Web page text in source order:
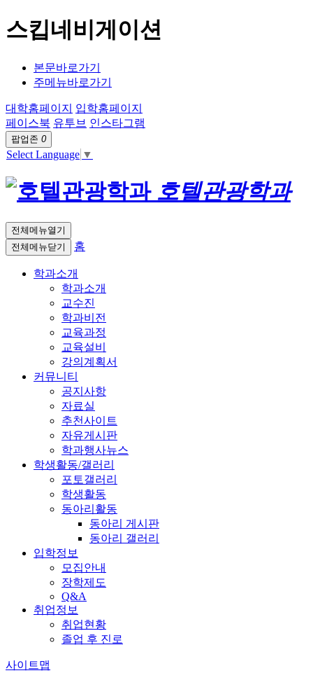
스킵네비게이션
본문바로가기
주메뉴바로가기
대학홈페이지
입학홈페이지
페이스북 유투브 인스타그램
팝업존 0
Select Language ▼
호텔관광학과
전체메뉴열기
전체메뉴닫기
홈
학과소개
학과소개
교수진
학과비전
교육과정
교육설비
강의계획서
커뮤니티
공지사항
자료실
추천사이트
자유게시판
학과행사뉴스
학생활동/갤러리
포토갤러리
학생활동
동아리활동
동아리 게시판
동아리 갤러리
입학정보
모집안내
장학제도
Q&A
취업정보
취업현황
졸업 후 진로
사이트맵